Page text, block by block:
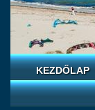
KEZDŐLAP